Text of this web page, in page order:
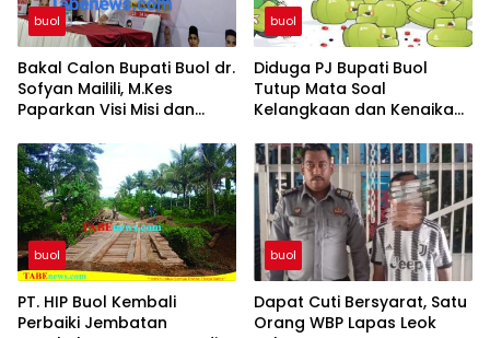
buol
Bakal Calon Bupati Buol dr.
Sofyan Mailili, M.Kes
Paparkan Visi Misi dan
Pembangunan Buol
Berkelanjutan
buol
Diduga PJ Bupati Buol
Tutup Mata Soal
Kelangkaan dan Kenaikan
Pangkalan dan Pengecer
buol
PT. HIP Buol Kembali
Perbaiki Jembatan
buol
Dapat Cuti Bersyarat, Satu
Orang WBP Lapas Leok